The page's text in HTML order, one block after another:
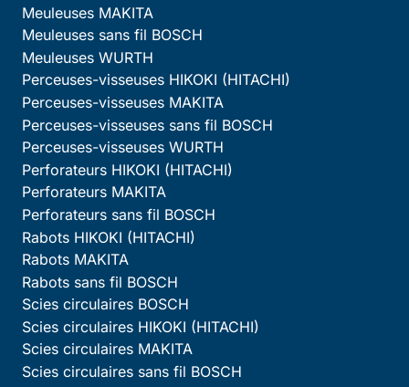
Meuleuses MAKITA
Meuleuses sans fil BOSCH
Meuleuses WURTH
Perceuses-visseuses HIKOKI (HITACHI)
Perceuses-visseuses MAKITA
Perceuses-visseuses sans fil BOSCH
Perceuses-visseuses WURTH
Perforateurs HIKOKI (HITACHI)
Perforateurs MAKITA
Perforateurs sans fil BOSCH
Rabots HIKOKI (HITACHI)
Rabots MAKITA
Rabots sans fil BOSCH
Scies circulaires BOSCH
Scies circulaires HIKOKI (HITACHI)
Scies circulaires MAKITA
Scies circulaires sans fil BOSCH